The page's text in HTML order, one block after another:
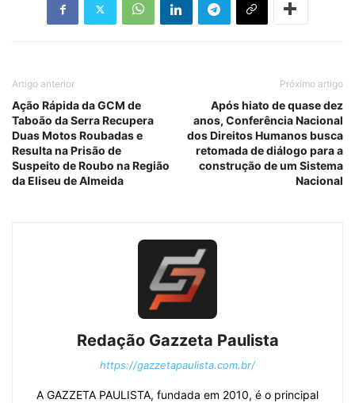
Artigo anterior
Ação Rápida da GCM de
Taboão da Serra Recupera
Duas Motos Roubadas e
Resulta na Prisão de
Suspeito de Roubo na Região
da Eliseu de Almeida
Próximo artigo
Após hiato de quase dez
anos, Conferência Nacional
dos Direitos Humanos busca
retomada de diálogo para a
construção de um Sistema
Nacional
Redação Gazzeta Paulista
https://gazzetapaulista.com.br/
A GAZZETA PAULISTA, fundada em 2010, é o principal